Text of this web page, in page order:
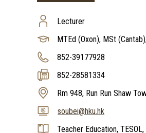
Lecturer
MTEd (Oxon), MSt
852-39177928
852-28581334
Rm 948, Run Run Shaw
soubei@hku.hk
Teacher Education,